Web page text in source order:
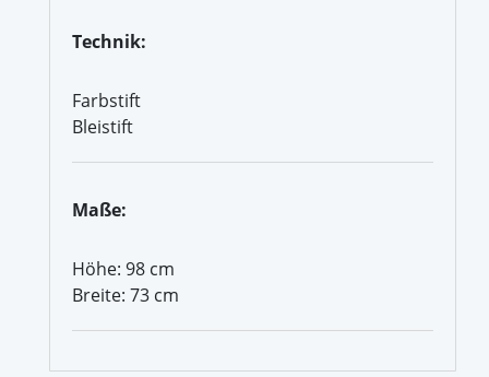
Technik:
Farbstift
Bleistift
Maße:
Höhe: 98 cm
Breite: 73 cm